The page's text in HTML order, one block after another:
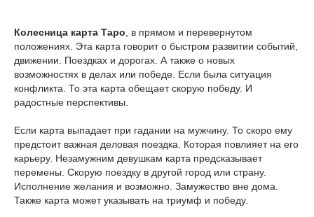
Колесница карта Таро , в прямом и перевернутом
положениях. Эта карта говорит о быстром развитии событий,
движении. Поездках и дорогах. А также о новых
возможностях в делах или победе. Если была ситуация
конфликта. То эта карта обещает скорую победу. И
радостные перспективы.
Если карта выпадает при гадании на мужчину. То скоро ему
предстоит важная деловая поездка. Которая повлияет на его
карьеру. Незамужним девушкам карта предсказывает
перемены. Скорую поездку в другой город или страну.
Исполнение желания и возможно. Замужество вне дома.
Также карта может указывать на триумф и победу.